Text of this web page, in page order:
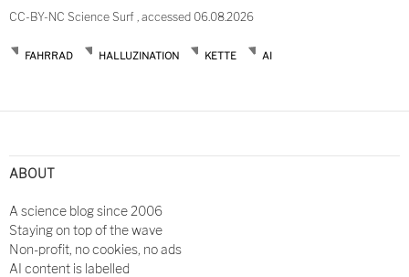
CC-BY-NC Science Surf , accessed 06.08.2026
FAHRRAD HALLUZINATION KETTE AI
ABOUT
A science blog since 2006
Staying on top of the wave
Non-profit, no cookies, no ads
AI content is labelled